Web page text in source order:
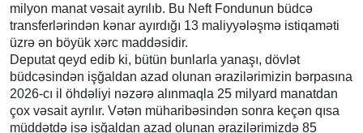
milyon manat vəsait ayrılıb. Bu Neft Fondunun büdcə
transferlərindən kənar ayırdığı 13 maliyyələşmə istiqaməti
üzrə ən böyük xərc maddəsidir.
Deputat qeyd edib ki, bütün bunlarla yanaşı, dövlət
büdcəsindən işğaldan azad olunan ərazilərimizin bərpasına
2026-cı il öhdəliyi nəzərə alınmaqla 25 milyard manatdan
çox vəsait ayrılır. Vətən müharibəsindən sonra keçən qısa
müddətdə isə işğaldan azad olunan ərazilərimizdə 85